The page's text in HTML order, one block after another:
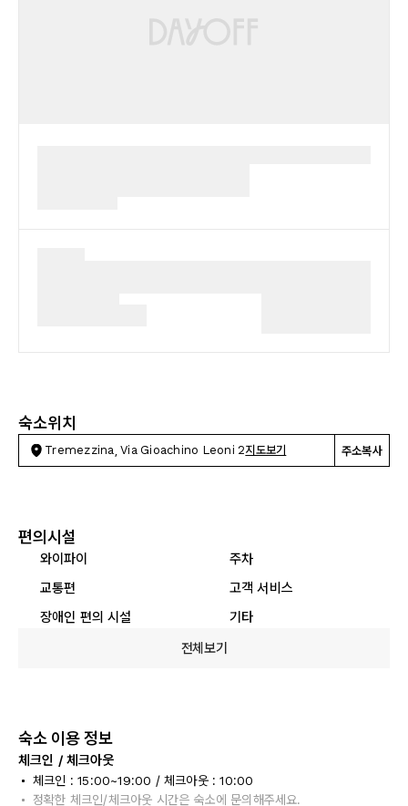
숙소위치
Tremezzina, Via Gioachino Leoni 2지도보기 주소복사
편의시설
와이파이
주차
교통편
고객 서비스
장애인 편의 시설
기타
전체보기
숙소 이용 정보
체크인 / 체크아웃
체크인 : 15:00~19:00 / 체크아웃 : 10:00
정확한 체크인/체크아웃 시간은 숙소에 문의해주세요.